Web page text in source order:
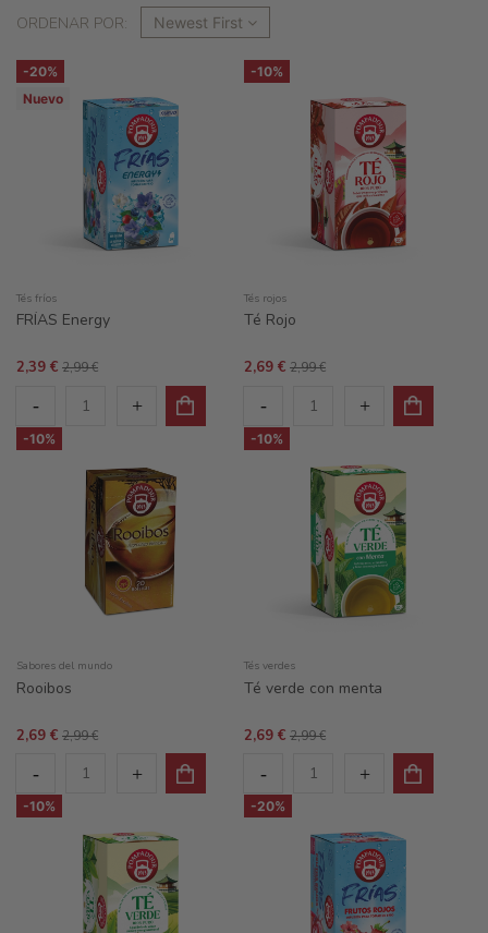
ORDENAR POR: Newest First
-20%
Nuevo
Tés fríos
FRÍAS Energy
2,39 € 2,99 €
-10%
Tés rojos
Té Rojo
2,69 € 2,99 €
-10%
Sabores del mundo
Rooibos
2,69 € 2,99 €
-10%
Tés verdes
Té verde con menta
2,69 € 2,99 €
-10% -20%